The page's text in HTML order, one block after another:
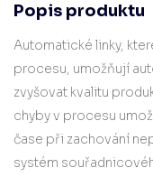
Popis produktu
Automatické linky,
procesu, umožňují
zvyšovat kvalitu
chyby v procesu
čase při zachování
systém